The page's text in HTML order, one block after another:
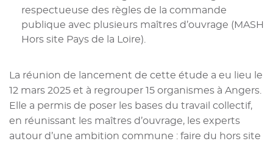
respectueuse des règles de la commande
publique avec plusieurs maîtres d’ouvrage (MASH
Hors site Pays de la Loire).
La réunion de lancement de cette étude a eu lieu le
12 mars 2025 et à regrouper 15 organismes à Angers.
Elle a permis de poser les bases du travail collectif,
en réunissant les maîtres d’ouvrage, les experts
autour d’une ambition commune : faire du hors site